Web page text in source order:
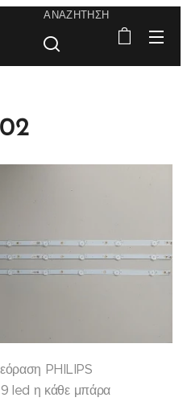
ΑΝΑΖΉΤΗΣΗ
PHILIPS
led η κάθε μπάρα